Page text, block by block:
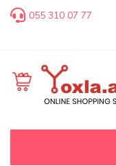
055 310 07 77